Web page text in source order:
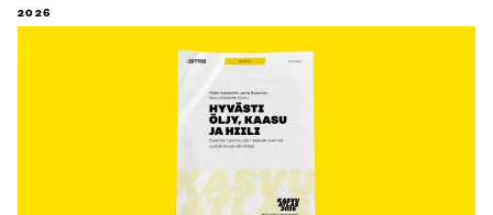
2026